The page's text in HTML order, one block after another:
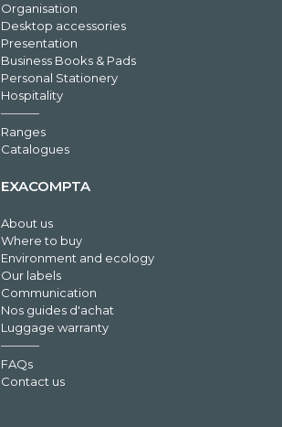
Organisation
Desktop accessories
Presentation
Business Books & Pads
Personal Stationery
Hospitality
Ranges
Catalogues
EXACOMPTA
About us
Where to buy
Environment and ecology
Our labels
Communication
Nos guides d'achat
Luggage warranty
FAQs
Contact us